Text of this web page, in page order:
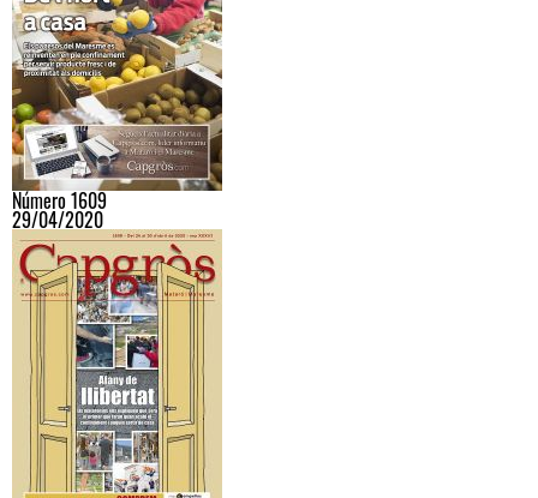
Número 1609
29/04/2020